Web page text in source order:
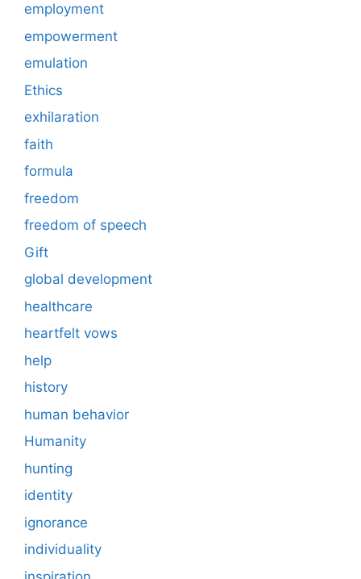
employment
empowerment
emulation
Ethics
exhilaration
faith
formula
freedom
freedom of speech
Gift
global development
healthcare
heartfelt vows
help
history
human behavior
Humanity
hunting
identity
ignorance
individuality